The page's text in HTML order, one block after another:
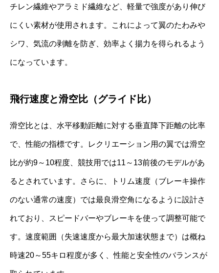
チレン繊維やアラミド繊維など、軽量で強度があり伸び
にくい素材が使用されます。これによって翼のたわみや
シワ、気流の剥離を防ぎ、効率よく揚力を得られるよう
になっています。
飛行速度と滑空比（グライド比）
滑空比とは、水平移動距離に対する垂直降下距離の比率
で、性能の指標です。レクリエーション用の翼では滑空
比が約9～10程度、競技用では11～13前後のモデルがあ
るとされています。さらに、トリム速度（ブレーキ操作
のない通常の速度）では最良滑空角になるように設計さ
れており、スピードバーやブレーキを使って調整可能で
す。速度範囲（失速速度から最大加速状態まで）は概ね
時速20～55キロ程度が多く、性能と安全性のバランスが